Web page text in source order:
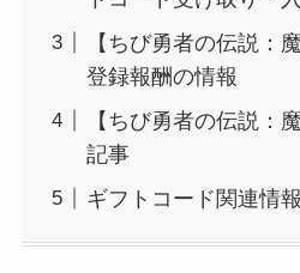
【ちび勇者の伝説：
登録報酬の情報
【ちび勇者の伝説：
記事
ギフトコード関連情報